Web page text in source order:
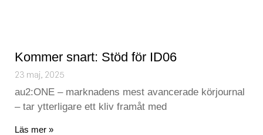
Kommer snart: Stöd för ID06
23 maj, 2025
au2:ONE – marknadens mest avancerade körjournal
– tar ytterligare ett kliv framåt med
Läs mer »